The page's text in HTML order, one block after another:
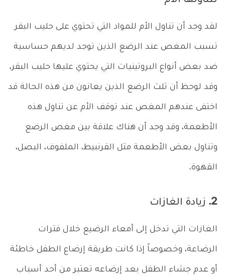
لقد وجد أن تناول الأم للمواد التي تحتوي على حليب البقر
تسبب المغص عند الرضع الذين توجد لديهم حساسية
ضد بعض أنواع البروتينيات التي يحتوي عليها حليب البقر،
وقد لوحظ أن ثلث الرضع الذين يعانون من هذه الحالة قد
اختفى عندهم المغص عند توقف الأم عن تناول هذه
الأطعمة، وقد وجد أن هناك علاقة بين مغص الرضع
وتناول بعض الأطعمة مثل القرنبيط، الملفوف، البصل،
القهوة.
2. زيادة الغازات
الغازات التي تدخل إلى أمعاء الرضيع خلال فترات
الرضاعة، وخصوصاً إذا كانت طريقة إرضاع الطفل خاطئة
أو عدم جشاء الطفل بعد إرضاعه تعتبر من أحد أسباب